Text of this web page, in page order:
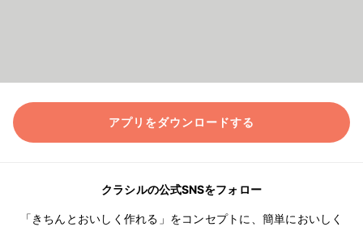
アプリをダウンロードする
クラシルの公式SNSをフォロー
「きちんとおいしく作れる」をコンセプトに、簡単においしく